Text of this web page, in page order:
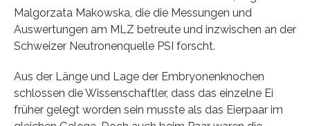
Malgorzata Makowska, die die Messungen und
Auswertungen am MLZ betreute und inzwischen an der
Schweizer Neutronenquelle PSI forscht.
Aus der Länge und Lage der Embryonenknochen
schlossen die Wissenschaftler, dass das einzelne Ei
früher gelegt worden sein musste als das Eierpaar im